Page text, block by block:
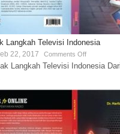
Langkah Televisi Indonesia
22, 2017 Comments Off
Langkah Televisi Indonesia Dari